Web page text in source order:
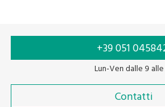
+39 051
Lun-Ven dalle 9 alle
Contatti